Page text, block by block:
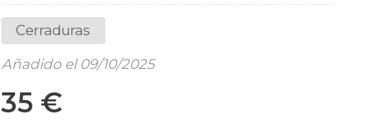
Cerraduras
Añadido el 09/10/2025
35 €